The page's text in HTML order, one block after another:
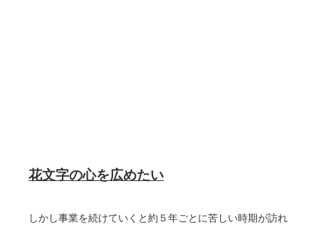
花文字の心を広めたい
しかし事業を続けていくと約５年ごとに苦しい時期が訪れ